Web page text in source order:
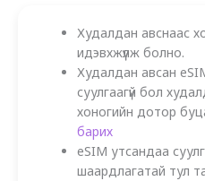
Худалдан авснаас
идэвхжүүлж болно.
Худалдан авсан
суулгаагүй бол
хоногийн дотор
барих
eSIM утсандаа
шаардлагатай тул